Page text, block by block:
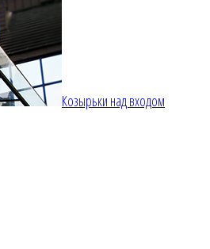
Козырьки над входом